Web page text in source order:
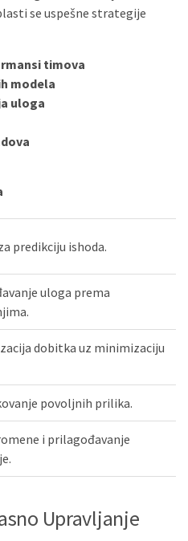
se uspešne strategije
timova
modela
uloga
predikciju ishoda.
uloga prema
dobitka uz minimizaciju
povoljnih prilika.
i prilagođavanje
Upravljanje